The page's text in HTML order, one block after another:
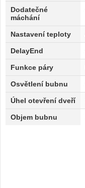
Dodatečné
máchání
Nastavení teploty
DelayEnd
Funkce páry
Osvětlení bubnu
Úhel otevření dveří
Objem bubnu